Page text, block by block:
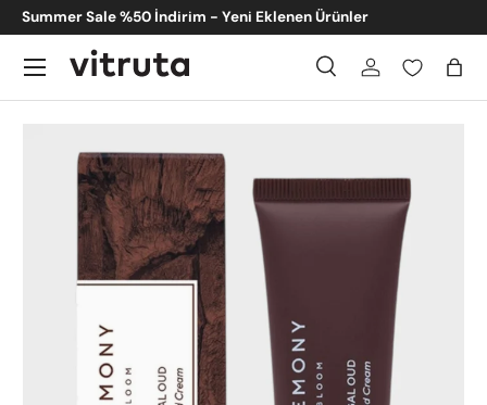
İçeriğe atla
Summer Sale %50 İndirim - Yeni Eklenen Ürünler
Ara
Ara Giriş
Menü
Translation missing: tr.accessibility.skip_to_product_info